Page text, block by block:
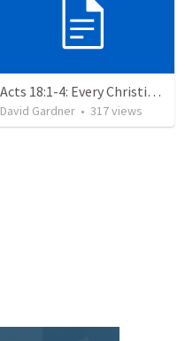
Acts 18:1-4: Every Christian a Missionary
David Gardner • 317views